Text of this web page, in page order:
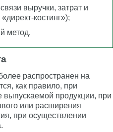
выручки, затрат и
костинг»);
метод.
распространен на
как правило, при
продукции, при
или расширения
при осуществлении